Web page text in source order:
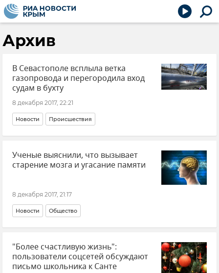
Архив
В Севастополе всплыла ветка
газопровода и перегородила вход
судам в бухту
8 декабря 2017, 22:21
Новости Происшествия
Ученые выяснили, что вызывает
старение мозга и угасание памяти
8 декабря 2017, 21:17
Новости Общество
"Более счастливую жизнь":
пользователи соцсетей обсуждают
письмо школьника к Санте